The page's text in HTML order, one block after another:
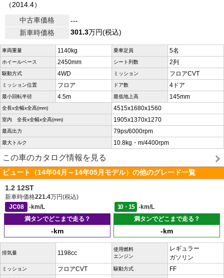
（2014.4）
中古車価格
---
新車時価格
301.3万円(税込)
車両重量 1140kg 乗車定員 5名
ホイールベース 2450mm シート列数 2列
駆動方式 4WD ミッション フロアCVT
ミッション位置 フロア ドア数 4ドア
最小回転半径 4.5m 最低地上高 145mm
全長x全幅x全高(mm) 4515x1680x1560
室内 全長x全幅x全高(mm) 1905x1370x1270
最高出力 79ps/6000rpm
最大トルク 10.8kg・m/4400rpm
この車のカタログ情報を見る
ビュート（14年04月～14年05月モデル）の他のグレード一覧
1.2 12ST
新車時価格221.4万円(税込)
JC08
-km/L 10・15
-km/L
満タンでどこまで走る？
-km
満タンでどこまで走る？
-km
排気量 1198cc
使用燃料
エンジン
レギュラー
ガソリン
ミッション フロアCVT 駆動方式 FF